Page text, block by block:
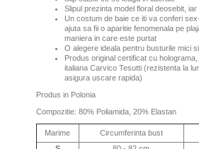
Slipul prezinta model floral deosebit,
Un costum de baie ce iti va conferi
ajuta sa fii o aparitie fenomenala pe
maniera in care este purtat
O alegere ideala pentru busturile mici
Produs original certificat cu
italiana Carvico Tesutti (rezistenta la
asigura uscare rapida)
Produs in Polonia
Compozitie: 80% Poliamida, 20% Elastan
Marime Circumferinta bust